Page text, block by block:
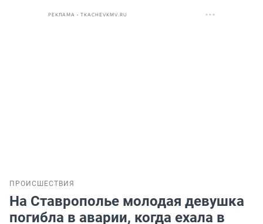
РЕКЛАМА • TKACHEVKMV.RU
ПРОИСШЕСТВИЯ
На Ставрополье молодая девушка
погибла в аварии, когда ехала в